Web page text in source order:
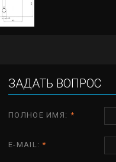
ЗАДАТЬ ВОПРОС
ПОЛНОЕ ИМЯ: *
E-MAIL:*